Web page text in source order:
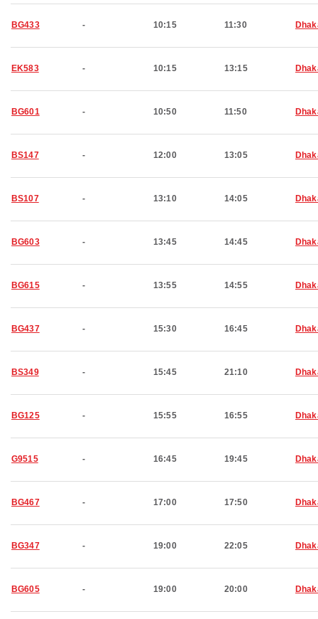
BG433 - 10:15 11:30
EK583 - 10:15 13:15
BG601 - 10:50 11:50
BS147 - 12:00 13:05
BS107 - 13:10 14:05
BG603 - 13:45 14:45
BG615 - 13:55 14:55
BG437 - 15:30 16:45
BS349 - 15:45 21:10
BG125 - 15:55 16:55
G9515 - 16:45 19:45
BG467 - 17:00 17:50
BG347 - 19:00 22:05
BG605 - 19:00 20:00